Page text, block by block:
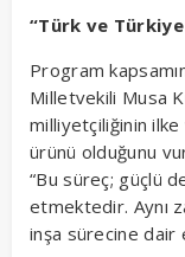
“Türk ve Türkiye
Program
Milletvekili Musa
milliyetçiliğinin
ürünü olduğunu
“Bu süreç; güçlü
etmektedir. Aynı
inşa sürecine dair